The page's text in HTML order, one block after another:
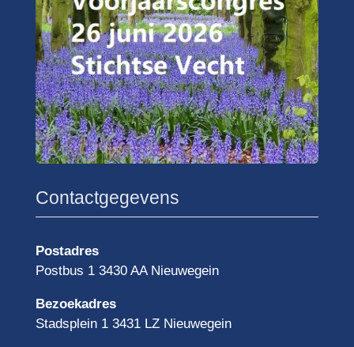
Contactgegevens
Postadres
Postbus 1 3430 AA Nieuwegein
Bezoekadres
Stadsplein 1 3431 LZ Nieuwegein